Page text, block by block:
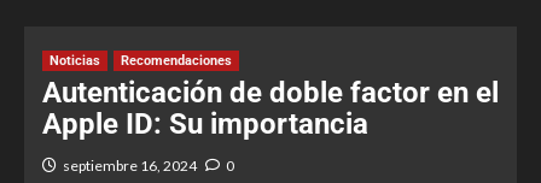
Noticias Recomendaciones
Autenticación de doble factor en el
Apple ID: Su importancia
septiembre 16, 2024 0